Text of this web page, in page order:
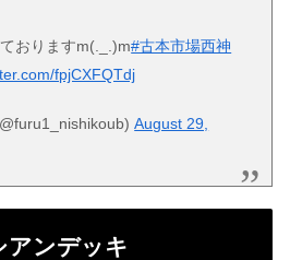
おりますm(._.)m#古本市場西神
fpjCXFQTdj
August 29,
アンデッキ